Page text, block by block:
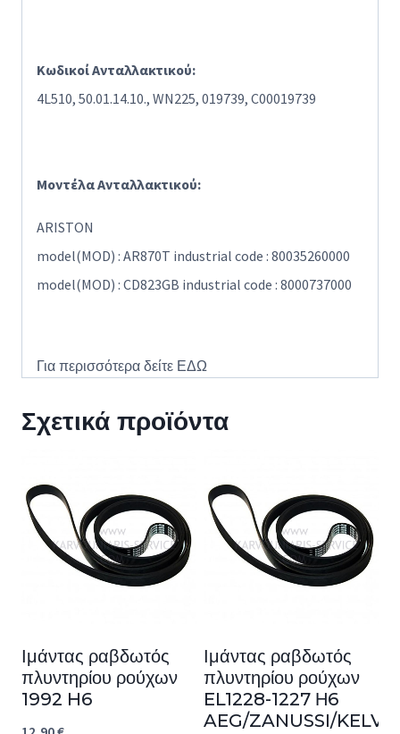
Κωδικοί Ανταλλακτικού:
4L510, 50.01.14.10., WN225, 019739, C00019739
Μοντέλα Ανταλλακτικού:
ARISTON
model(MOD) : AR870T industrial code : 80035260000
model(MOD) : CD823GB industrial code : 8000737000
Για περισσότερα δείτε ΕΔΩ
Σχετικά προϊόντα
Ιμάντας ραβδωτός
πλυντηρίου ρούχων
1992 H6
Ιμάντας ραβδωτός
πλυντηρίου ρούχων
EL1228-1227 Η6
AEG/ZANUSSI/